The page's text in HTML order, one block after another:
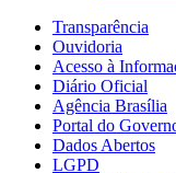
Transparência
Ouvidoria
Acesso à
Diário Oficial
Agência Brasília
Portal do
Dados Abertos
LGPD